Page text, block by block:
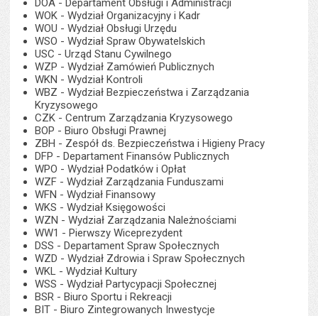
DOA - Departament Obsługi i Administracji
WOK - Wydział Organizacyjny i Kadr
WOU - Wydział Obsługi Urzędu
WSO - Wydział Spraw Obywatelskich
USC - Urząd Stanu Cywilnego
WZP - Wydział Zamówień Publicznych
WKN - Wydział Kontroli
WBZ - Wydział Bezpieczeństwa i Zarządzania
Kryzysowego
CZK - Centrum Zarządzania Kryzysowego
BOP - Biuro Obsługi Prawnej
ZBH - Zespół ds. Bezpieczeństwa i Higieny Pracy
DFP - Departament Finansów Publicznych
WPO - Wydział Podatków i Opłat
WZF - Wydział Zarządzania Funduszami
WFN - Wydział Finansowy
WKS - Wydział Księgowości
WZN - Wydział Zarządzania Należnościami
WW1 - Pierwszy Wiceprezydent
DSS - Departament Spraw Społecznych
WZD - Wydział Zdrowia i Spraw Społecznych
WKL - Wydział Kultury
WSS - Wydział Partycypacji Społecznej
BSR - Biuro Sportu i Rekreacji
BIT - Biuro Zintegrowanych Inwestycje